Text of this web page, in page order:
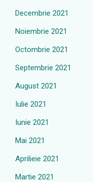
Decembrie 2021
Noiembrie 2021
Octombrie 2021
Septembrie 2021
August 2021
Iulie 2021
Iunie 2021
Mai 2021
Aprilieie 2021
Martie 2021